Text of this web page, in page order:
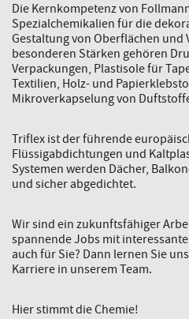
Die Kernkompetenz von
Spezialchemikalien für die
Gestaltung von Oberflächen und
besonderen Stärken gehören
Verpackungen, Plastisole für
Textilien, Holz- und
Mikroverkapselung von
Triflex ist der führende
Flüssigabdichtungen und
Systemen werden Dächer,
und sicher abgedichtet.
Wir sind ein zukunftsfähiger
spannende Jobs mit
auch für Sie? Dann lernen Sie
Karriere in unserem Team.
Hier stimmt die Chemie!